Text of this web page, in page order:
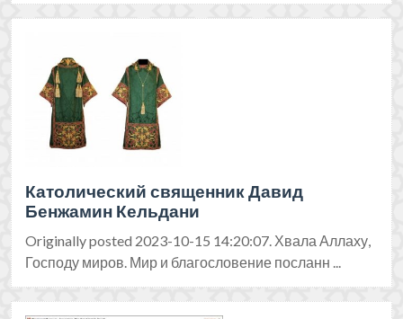
Католический священник Давид
Бенжамин Кельдани
Originally posted 2023-10-15 14:20:07. Хвала Аллаху,
Господу миров. Мир и благословение посланн ...